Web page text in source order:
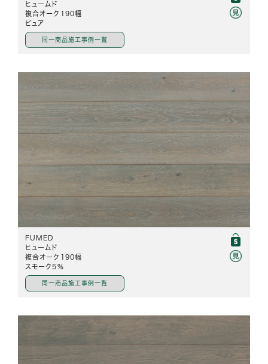
ヒュームド
複合オーク190幅
ピュア
同一商品施工事例一覧
FUMED
ヒュームド
複合オーク190幅
スモーク5%
同一商品施工事例一覧